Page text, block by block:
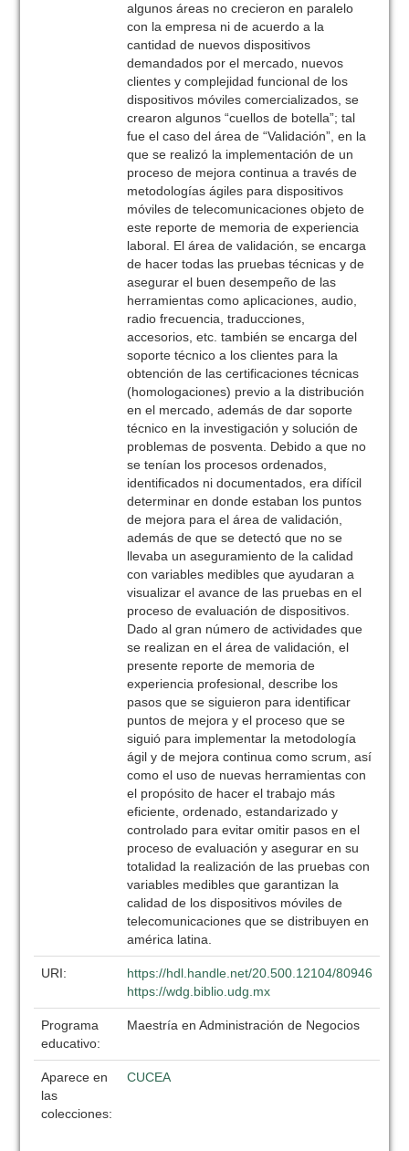
algunos áreas no crecieron en paralelo
con la empresa ni de acuerdo a la
cantidad de nuevos dispositivos
demandados por el mercado, nuevos
clientes y complejidad funcional de los
dispositivos móviles comercializados, se
crearon algunos “cuellos de botella”; tal
fue el caso del área de “Validación”, en la
que se realizó la implementación de un
proceso de mejora continua a través de
metodologías ágiles para dispositivos
móviles de telecomunicaciones objeto de
este reporte de memoria de experiencia
laboral. El área de validación, se encarga
de hacer todas las pruebas técnicas y de
asegurar el buen desempeño de las
herramientas como aplicaciones, audio,
radio frecuencia, traducciones,
accesorios, etc. también se encarga del
soporte técnico a los clientes para la
obtención de las certificaciones técnicas
(homologaciones) previo a la distribución
en el mercado, además de dar soporte
técnico en la investigación y solución de
problemas de posventa. Debido a que no
se tenían los procesos ordenados,
identificados ni documentados, era difícil
determinar en donde estaban los puntos
de mejora para el área de validación,
además de que se detectó que no se
llevaba un aseguramiento de la calidad
con variables medibles que ayudaran a
visualizar el avance de las pruebas en el
proceso de evaluación de dispositivos.
Dado al gran número de actividades que
se realizan en el área de validación, el
presente reporte de memoria de
experiencia profesional, describe los
pasos que se siguieron para identificar
puntos de mejora y el proceso que se
siguió para implementar la metodología
ágil y de mejora continua como scrum, así
como el uso de nuevas herramientas con
el propósito de hacer el trabajo más
eficiente, ordenado, estandarizado y
controlado para evitar omitir pasos en el
proceso de evaluación y asegurar en su
totalidad la realización de las pruebas con
variables medibles que garantizan la
calidad de los dispositivos móviles de
telecomunicaciones que se distribuyen en
américa latina.
URI:
https://hdl.handle.net/20.500.12104/80946
https://wdg.biblio.udg.mx
Programa
educativo:
Maestría en Administración de Negocios
Aparece en
las
colecciones:
CUCEA